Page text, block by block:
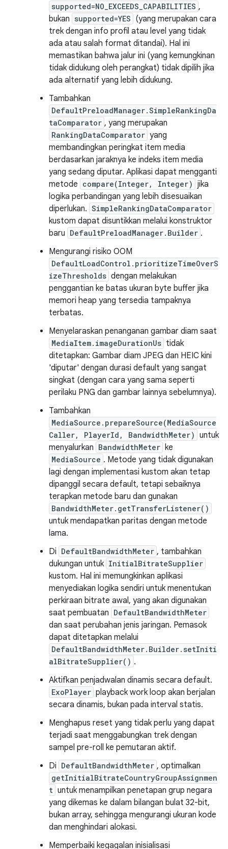
supported=NO_EXCEEDS_CAPABILITIES ,
bukan supported=YES (yang merupakan cara
trek dengan info profil atau level yang tidak
ada atau salah format ditandai). Hal ini
memastikan bahwa jalur ini (yang kemungkinan
tidak didukung oleh perangkat) tidak dipilih jika
ada alternatif yang lebih didukung.
Tambahkan
DefaultPreloadManager.SimpleRankingDa
taComparator , yang merupakan
RankingDataComparator yang
membandingkan peringkat item media
berdasarkan jaraknya ke indeks item media
yang sedang diputar. Aplikasi dapat mengganti
metode compare(Integer, Integer) jika
logika perbandingan yang lebih disesuaikan
diperlukan. SimpleRankingDataComparator
kustom dapat disuntikkan melalui konstruktor
baru DefaultPreloadManager.Builder .
Mengurangi risiko OOM
DefaultLoadControl.prioritizeTimeOverS
izeThresholds dengan melakukan
penggantian ke batas ukuran byte buffer jika
memori heap yang tersedia tampaknya
terbatas.
Menyelaraskan penanganan gambar diam saat
MediaItem.imageDurationUs tidak
ditetapkan: Gambar diam JPEG dan HEIC kini
'diputar' dengan durasi default yang sangat
singkat (dengan cara yang sama seperti
perilaku PNG dan gambar lainnya sebelumnya).
Tambahkan
MediaSource.prepareSource(MediaSource
Caller, PlayerId, BandwidthMeter) untuk
menyalurkan BandwidthMeter ke
MediaSource . Metode yang tidak digunakan
lagi dengan implementasi kustom akan tetap
dipanggil secara default, tetapi sebaiknya
terapkan metode baru dan gunakan
BandwidthMeter.getTransferListener()
untuk mendapatkan paritas dengan metode
lama.
Di DefaultBandwidthMeter , tambahkan
dukungan untuk InitialBitrateSupplier
kustom. Hal ini memungkinkan aplikasi
menyediakan logika sendiri untuk menentukan
perkiraan bitrate awal, yang akan digunakan
saat pembuatan DefaultBandwidthMeter
dan saat perubahan jenis jaringan. Pemasok
dapat ditetapkan melalui
DefaultBandwidthMeter.Builder.setIniti
alBitrateSupplier() .
Aktifkan penjadwalan dinamis secara default.
ExoPlayer playback work loop akan berjalan
secara dinamis, bukan pada interval statis.
Menghapus reset yang tidak perlu yang dapat
terjadi saat menggabungkan trek dengan
sampel pre-roll ke pemutaran aktif.
Di DefaultBandwidthMeter , optimalkan
getInitialBitrateCountryGroupAssignmen
t untuk menampilkan penetapan grup negara
yang dikemas ke dalam bilangan bulat 32-bit,
bukan array, sehingga mengurangi ukuran kode
dan menghindari alokasi.
Memperbaiki kegagalan inisialisasi